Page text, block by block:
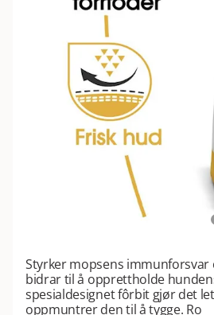
Styrker mopsens immunforsvar
bidrar til å opprettholde
spesialdesignet fôrbit gjør det
oppmuntrer den til å tygge. Ro